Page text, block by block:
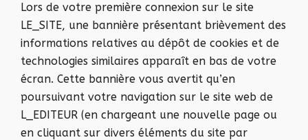
Lors de votre première connexion sur le site
LE_SITE, une bannière présentant brièvement des
informations relatives au dépôt de cookies et de
technologies similaires apparaît en bas de votre
écran. Cette bannière vous avertit qu’en
poursuivant votre navigation sur le site web de
L_EDITEUR (en chargeant une nouvelle page ou
en cliquant sur divers éléments du site par